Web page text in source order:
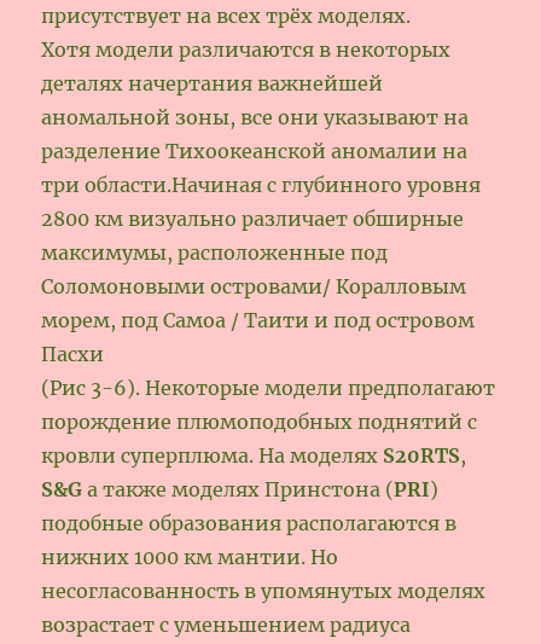
присутствует на всех трёх моделях.
Хотя модели различаются в некоторых
деталях начертания важнейшей
аномальной зоны, все они указывают на
разделение Тихоокеанской аномалии на
три области.Начиная с глубинного уровня
2800 км визуально различает обширные
максимумы, расположенные под
Соломоновыми островами/ Коралловым
морем, под Самоа / Таити и под островом
Пасхи
(Рис 3-6). Некоторые модели предполагают
порождение плюмоподобных поднятий с
кровли суперплюма. На моделях S20RTS,
S&G а также моделях Принстона (PRI)
подобные образования располагаются в
нижних 1000 км мантии. Но
несогласованность в упомянутых моделях
возрастает с уменьшением радиуса